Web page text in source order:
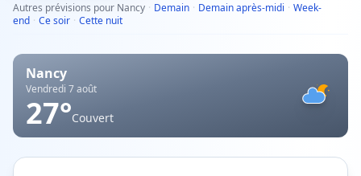
Autres prévisions pour Nancy · Demain · Demain après-midi · Week-
end · Ce soir · Cette nuit
Nancy
Vendredi 7 août
27°Couvert